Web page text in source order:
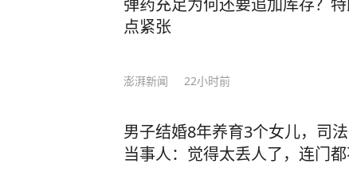
弹药充足为何还要追加库存？
点紧张
澎湃新闻 22小时前
男子结婚8年养育3个女儿，司
当事人：觉得太丢人了，连门